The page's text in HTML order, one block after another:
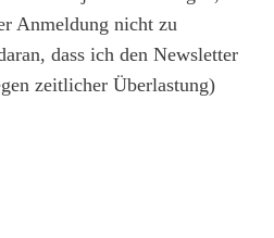
Anmeldung nicht zu
dass ich den Newsletter
zeitlicher Überlastung)